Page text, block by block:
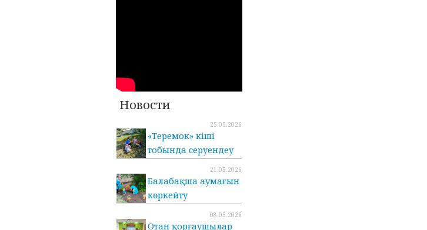
Новости
25.05.2026
«Теремок» кіші
тобында серуендеу
21.05.2026
Балабақша аумағын
көркейту
08.05.2026
Отан қорғаушылар